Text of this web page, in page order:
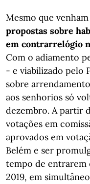
Mesmo que
propostas sobre
em contrarrelógio
Com o adiamento
- e viabilizado pelo
sobre
aos senhorios só
dezembro. A partir
votações em
aprovados em
Belém e ser
tempo de entrarem
2019, em